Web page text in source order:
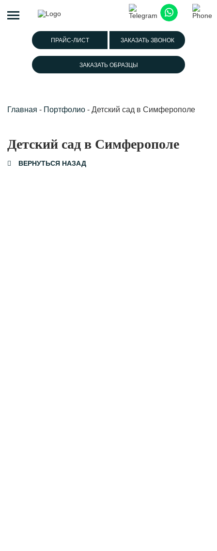
ПРАЙС-ЛИСТ ЗАКАЗАТЬ ЗВОНОК
ЗАКАЗАТЬ ОБРАЗЦЫ
Главная - Портфолио - Детский сад в Симферополе
Детский сад в Симферополе
ВЕРНУТЬСЯ НАЗАД